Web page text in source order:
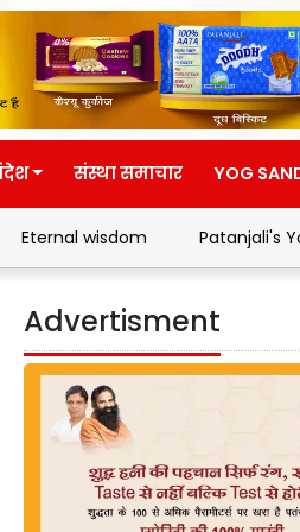
संस्था समाचार YOG
Patanjali's Yoga,
Advertisment